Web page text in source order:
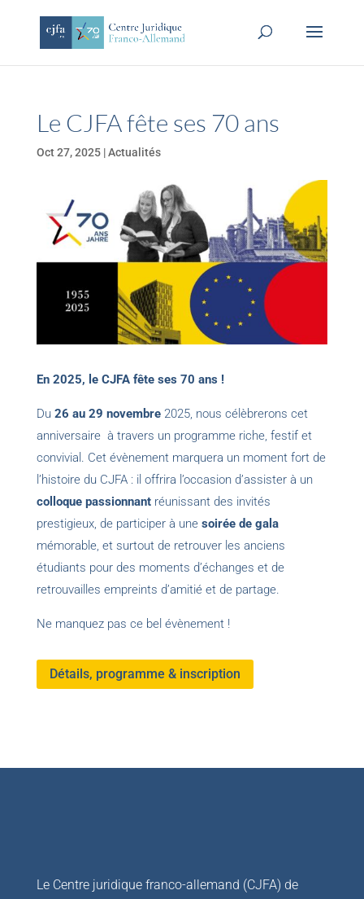
Le CJFA fête ses 70 ans
Oct 27, 2025|Actualités
En 2025, le CJFA fête ses 70 ans !
Du 26 au 29 novembre2025, nous célèbrerons cet
anniversaire à travers un programme riche, festif et
convivial. Cet évènement marquera un moment fort de
l’histoire du CJFA : il offrira l’occasion d’assister à un
colloque passionnant réunissant des invités
prestigieux, de participer à une soirée de gala
mémorable, et surtout de retrouver les anciens
étudiants pour des moments d’échanges et de
retrouvailles empreints d’amitié et de partage.
Ne manquez pas ce bel évènement !
Détails, programme & inscription
Le Centre juridique franco-allemand (CJFA) de